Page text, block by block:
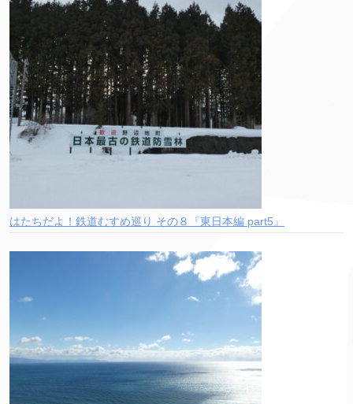
はたちだよ！鉄道むすめ巡り その８『東日本編 part5』